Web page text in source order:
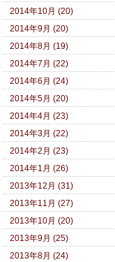
2014年10月 (20)
2014年9月 (20)
2014年8月 (19)
2014年7月 (22)
2014年6月 (24)
2014年5月 (20)
2014年4月 (23)
2014年3月 (22)
2014年2月 (23)
2014年1月 (26)
2013年12月 (31)
2013年11月 (27)
2013年10月 (20)
2013年9月 (25)
2013年8月 (24)